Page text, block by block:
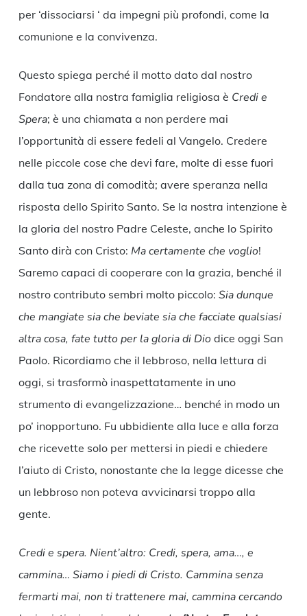
per ‘dissociarsi ‘ da impegni più profondi, come la
comunione e la convivenza.
Questo spiega perché il motto dato dal nostro
Fondatore alla nostra famiglia religiosa è Credi e
Spera; è una chiamata a non perdere mai
l’opportunità di essere fedeli al Vangelo. Credere
nelle piccole cose che devi fare, molte di esse fuori
dalla tua zona di comodità; avere speranza nella
risposta dello Spirito Santo. Se la nostra intenzione è
la gloria del nostro Padre Celeste, anche lo Spirito
Santo dirà con Cristo: Ma certamente che voglio!
Saremo capaci di cooperare con la grazia, benché il
nostro contributo sembri molto piccolo: Sia dunque
che mangiate sia che beviate sia che facciate qualsiasi
altra cosa, fate tutto per la gloria di Dio dice oggi San
Paolo. Ricordiamo che il lebbroso, nella lettura di
oggi, si trasformò inaspettatamente in uno
strumento di evangelizzazione… benché in modo un
po’ inopportuno. Fu ubbidiente alla luce e alla forza
che ricevette solo per mettersi in piedi e chiedere
l’aiuto di Cristo, nonostante che la legge dicesse che
un lebbroso non poteva avvicinarsi troppo alla
gente.
Credi e spera. Nient’altro: Credi, spera, ama…, e
cammina… Siamo i piedi di Cristo. Cammina senza
fermarti mai, non ti trattenere mai, cammina cercando